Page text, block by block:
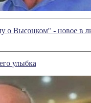
Высоцком" - новое в
улыбка